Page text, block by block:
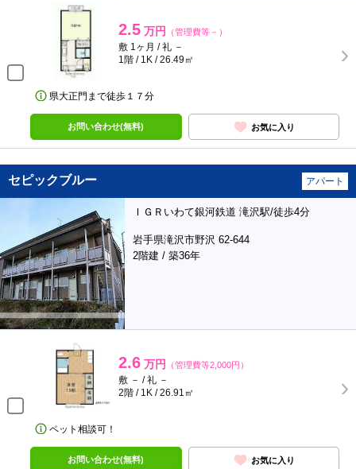
2.5 万円 （管理費等－）
敷 1ヶ月 / 礼 －
1階 / 1K / 26.49㎡
県大正門まで徒歩１７分
お問い合わせ(無料) お気に入り
セピックブルー アパート
ＩＧＲいわて銀河鉄道 滝沢駅/徒歩4分
岩手県滝沢市野沢 62-644
2階建 / 築36年
2.6 万円 （管理費等2,000円）
敷 － / 礼 －
2階 / 1K / 26.91㎡
ペット相談可！
お問い合わせ(無料) お気に入り